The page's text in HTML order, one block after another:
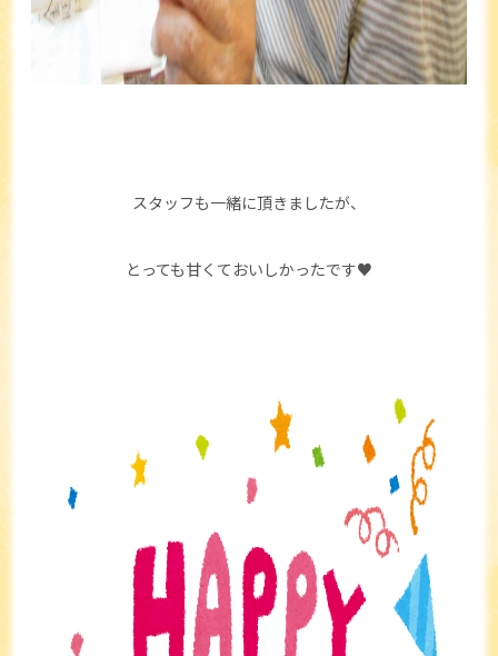
スタッフも一緒に頂きましたが、
とっても甘くておいしかったです♥